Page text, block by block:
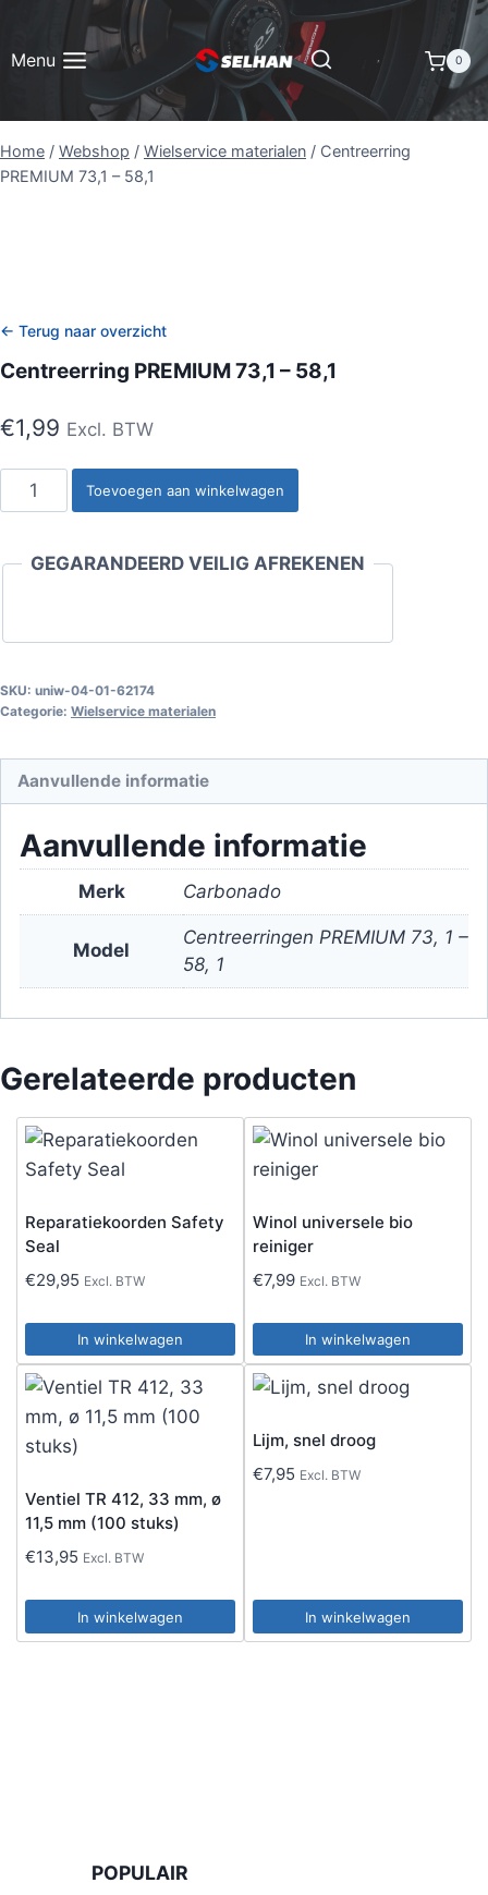
inhoud
Menu 0
Home / Webshop / Wielservice materialen / Centreerring
PREMIUM 73,1 – 58,1
← Terug naar overzicht
Centreerring PREMIUM 73,1 – 58,1
€1,99 Excl. BTW
Centreerring
PREMIUM
-
Toevoegen aan winkelwagen
GEGARANDEERD VEILIG AFREKENEN
SKU: uniw-04-01-62174
Categorie: Wielservice materialen
Aanvullende informatie
Aanvullende informatie
Merk Carbonado
Model
Centreerringen PREMIUM 73, 1 –
58, 1
Gerelateerde producten
Reparatiekoorden Safety
Seal
€29,95 Excl. BTW
In winkelwagen
Winol universele bio
reiniger
€7,99 Excl. BTW
In winkelwagen
Ventiel TR 412, 33 mm, ø
11,5 mm (100 stuks)
€13,95 Excl. BTW
In winkelwagen
Lijm, snel droog
€7,95 Excl. BTW
In winkelwagen
POPULAIR